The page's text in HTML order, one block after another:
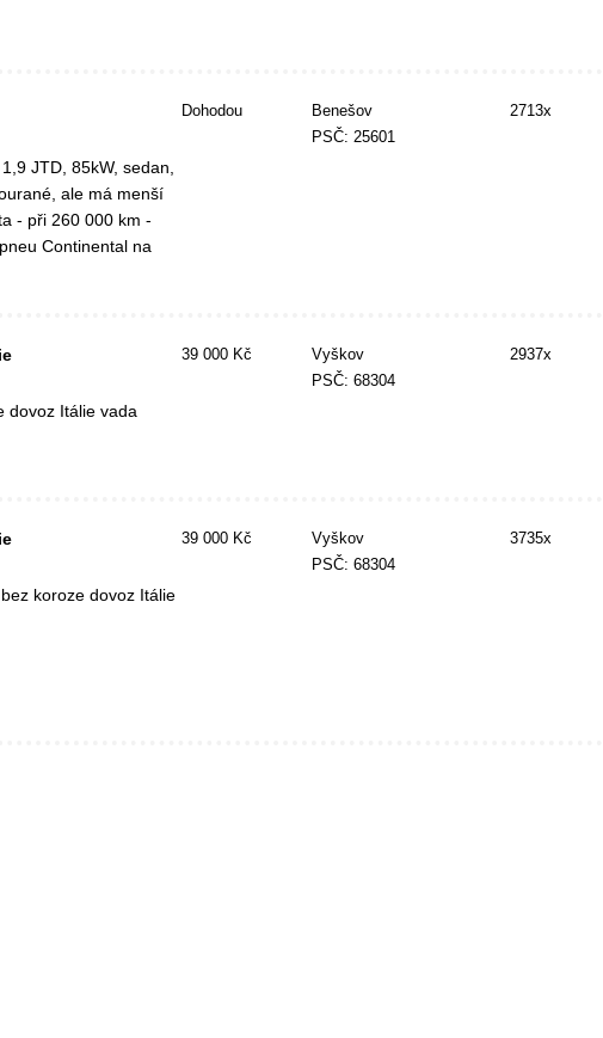
JTD, 85kW, sedan,
ale má menší
- při 260 000 km -
Continental na
Dohodou
Benešov
PSČ: 25601
2713x
dovoz Itálie vada
39 000 Kč
Vyškov
PSČ: 68304
2937x
koroze dovoz Itálie
39 000 Kč
Vyškov
PSČ: 68304
3735x